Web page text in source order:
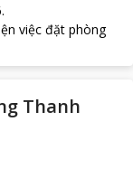
.
việc đặt phòng
Thanh